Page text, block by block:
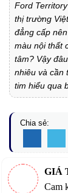
Ford
thị trường
đẳng cấp
màu nội thất
tâm? Vậy
nhiêu và cần
tim hiểu qua
Chia sẻ:
GIÁ
Cam